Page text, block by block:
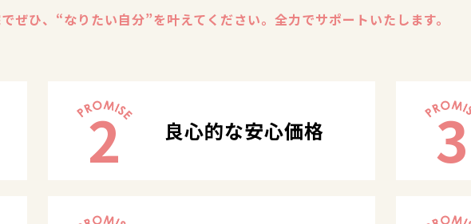
ぜひ、“なりたい自分”を叶えてください。全力でサポートいたします。
2 良心的な安心価格 3